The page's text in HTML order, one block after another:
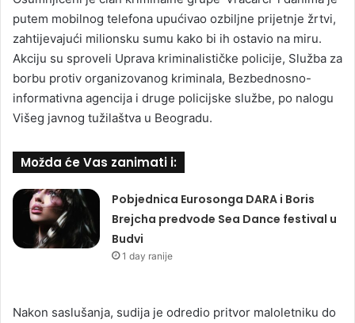
putem mobilnog telefona upućivao ozbiljne prijetnje žrtvi,
zahtijevajući milionsku sumu kako bi ih ostavio na miru.
Akciju su sproveli Uprava kriminalističke policije, Služba za
borbu protiv organizovanog kriminala, Bezbednosno-
informativna agencija i druge policijske službe, po nalogu
Višeg javnog tužilaštva u Beogradu.
Možda će Vas zanimati i:
Pobjednica Eurosonga DARA i Boris
Brejcha predvode Sea Dance festival u
Budvi
1 day ranije
Nakon saslušanja, sudija je odredio pritvor maloletniku do